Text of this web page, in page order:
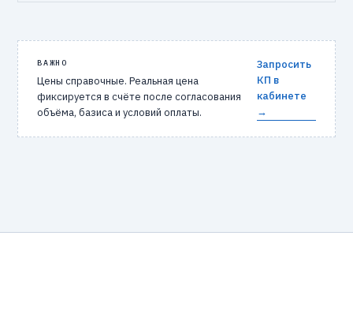
ВАЖНО
Цены справочные. Реальная цена
фиксируется в счёте после согласования
объёма, базиса и условий оплаты.
Запросить
КП в
кабинете
→